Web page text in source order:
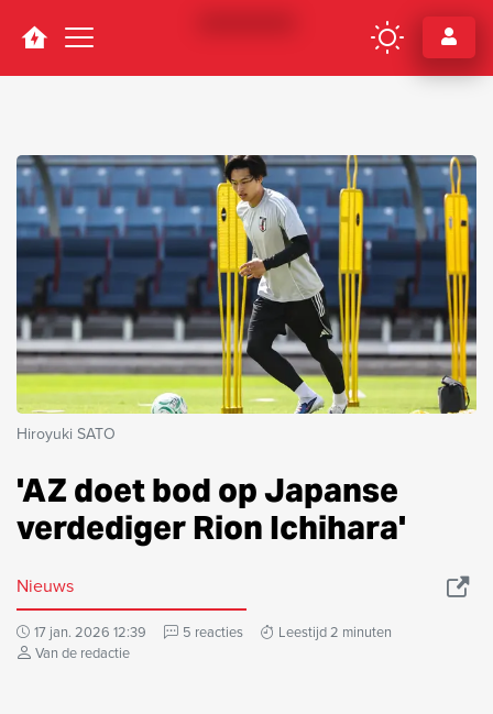
Navigation
Hiroyuki SATO
'AZ doet bod op Japanse
verdediger Rion Ichihara'
Nieuws
17 jan. 2026 12:39 5 reacties
Leestijd 2 minuten
Van de redactie